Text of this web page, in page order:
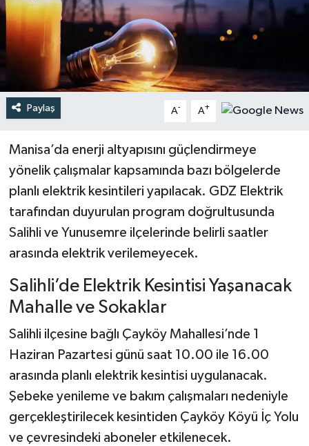
Paylaş A- A+
Manisa’da enerji altyapısını güçlendirmeye
yönelik çalışmalar kapsamında bazı bölgelerde
planlı elektrik kesintileri yapılacak. GDZ Elektrik
tarafından duyurulan program doğrultusunda
Salihli ve Yunusemre ilçelerinde belirli saatler
arasında elektrik verilemeyecek.
Salihli’de Elektrik Kesintisi Yaşanacak
Mahalle ve Sokaklar
Salihli ilçesine bağlı Çayköy Mahallesi’nde 1
Haziran Pazartesi günü saat 10.00 ile 16.00
arasında planlı elektrik kesintisi uygulanacak.
Şebeke yenileme ve bakım çalışmaları nedeniyle
gerçekleştirilecek kesintiden Çayköy Köyü İç Yolu
ve çevresindeki aboneler etkilenecek.